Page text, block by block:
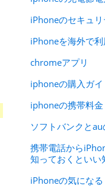
iPhoneのセキュ
iPhoneを海外で
chromeアプリ
iphoneの購入ガイ
iphoneの携帯料金
ソフトバンクと
携帯電話から
知っておくといい
iPhoneの気にな